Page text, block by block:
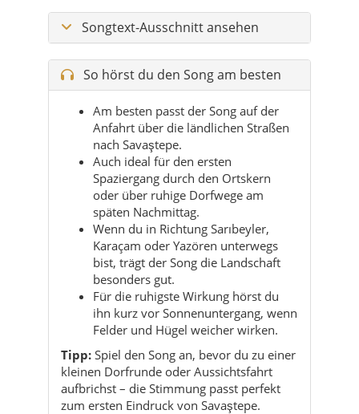
Songtext-Ausschnitt ansehen
So hörst du den Song am besten
Am besten passt der Song auf der
Anfahrt über die ländlichen Straßen
nach Savaştepe.
Auch ideal für den ersten
Spaziergang durch den Ortskern
oder über ruhige Dorfwege am
späten Nachmittag.
Wenn du in Richtung Sarıbeyler,
Karaçam oder Yazören unterwegs
bist, trägt der Song die Landschaft
besonders gut.
Für die ruhigste Wirkung hörst du
ihn kurz vor Sonnenuntergang, wenn
Felder und Hügel weicher wirken.
Tipp: Spiel den Song an, bevor du zu einer
kleinen Dorfrunde oder Aussichtsfahrt
aufbrichst – die Stimmung passt perfekt
zum ersten Eindruck von Savaştepe.